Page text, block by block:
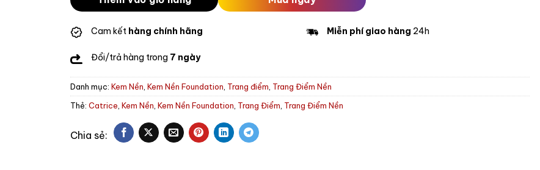
Cam kết hàng chính hãng Miễn phí giao hàng 24h
Đổi/trả hàng trong 7 ngày
Danh mục:Kem Nền,Kem Nền Foundation, Trang điểm, Trang Điểm Nền
Thẻ:Catrice,Kem Nền,Kem Nền Foundation, Trang Điểm, Trang Điểm Nền